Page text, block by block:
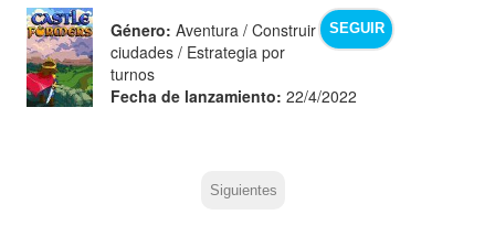
SEGUIR
Género: Aventura / Construir
ciudades / Estrategia por
turnos
Fecha de lanzamiento: 22/4/2022
Siguientes